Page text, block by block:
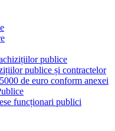
publice
publice și contractelor
de euro conform anexei
funcționari publici